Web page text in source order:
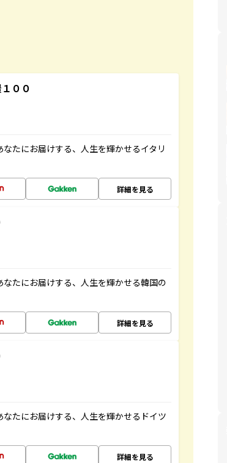
００
たにお届けする、人生を輝かせるイタリ
詳細を見る
たにお届けする、人生を輝かせる韓国の
詳細を見る
たにお届けする、人生を輝かせるドイツ
詳細を見る